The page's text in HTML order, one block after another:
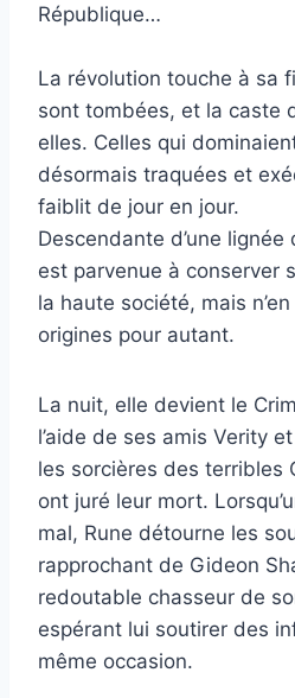
République…
La révolution touche à sa
sont tombées, et la caste
elles. Celles qui
désormais traquées et
faiblit de jour en jour.
Descendante d’une lignée
est parvenue à conserver
la haute société, mais
origines pour autant.
La nuit, elle devient le
l’aide de ses amis Verity
les sorcières des terribles
ont juré leur mort.
mal, Rune détourne les
rapprochant de Gideon
redoutable chasseur de
espérant lui soutirer des
même occasion.